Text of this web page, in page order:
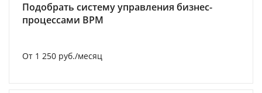
Подобрать систему управления бизнес-
процессами BPM
От 1 250 руб./месяц